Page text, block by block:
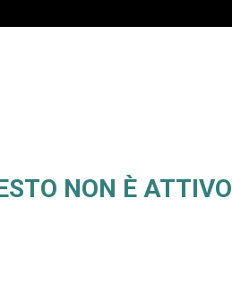
NON È ATTIVO